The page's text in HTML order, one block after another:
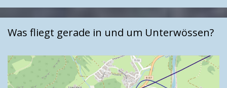
Was fliegt gerade in und um Unterwössen?